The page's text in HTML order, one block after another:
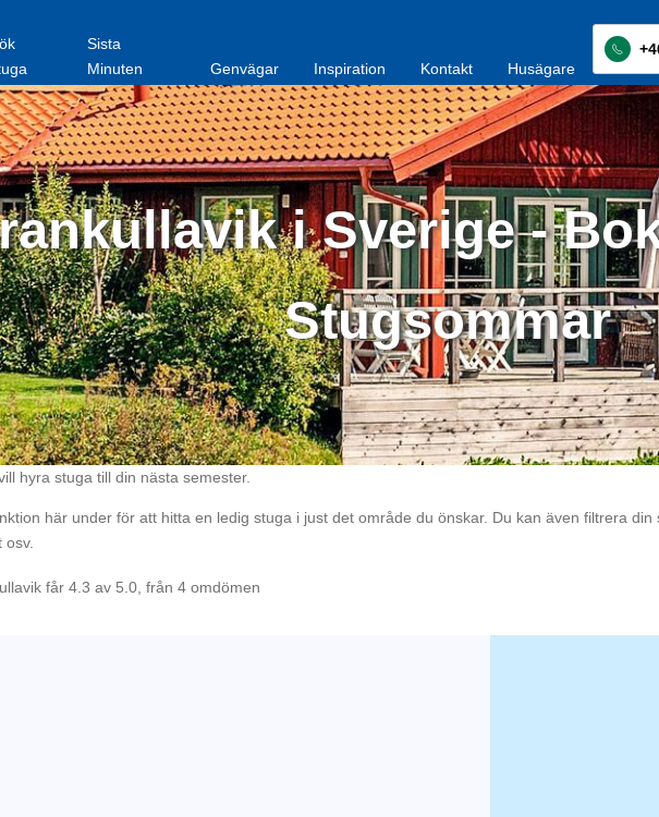
Sista
Minuten
Genvägar Inspiration Kontakt Husägare
i Sverige -
Stugsommar
hyra stuga till din nästa semester.
här under för att hitta en ledig stuga i just det område du önskar. Du kan även filtrera
osv.
får 4.3 av 5.0, från 4 omdömen